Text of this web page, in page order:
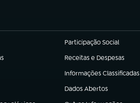
Participação Social
(abre em nova aba)
Receitas e Despesas
(abre em nova aba)
Informações Classificadas
(abre em nova aba)
Dados Abertos
(abre em nova aba)